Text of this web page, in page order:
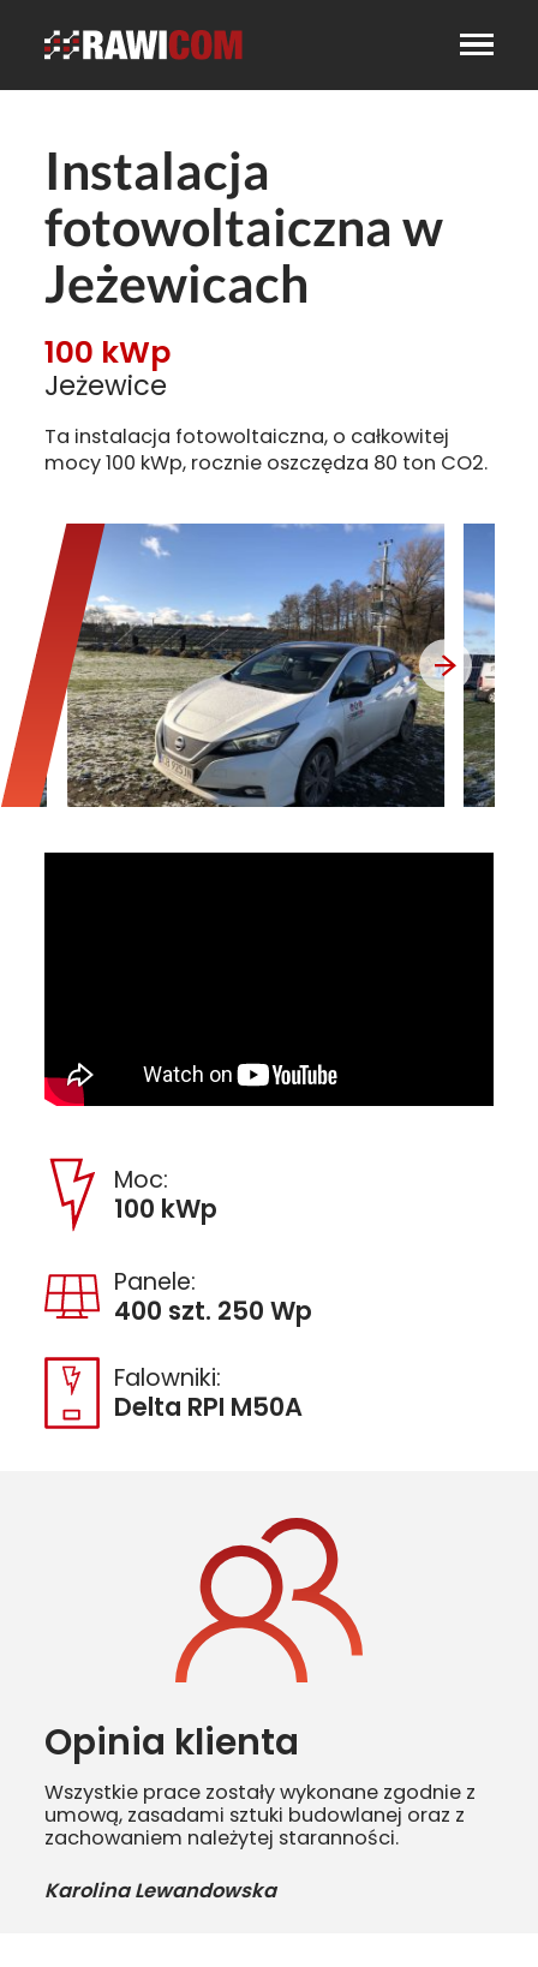
Instalacja
fotowoltaiczna w
Jeżewicach
100 kWp
Jeżewice
Ta instalacja fotowoltaiczna, o całkowitej
mocy 100 kWp, rocznie oszczędza 80 ton CO2.
Moc:
100 kWp
Panele:
400 szt. 250 Wp
Falowniki:
Delta RPI M50A
Opinia klienta
Wszystkie prace zostały wykonane zgodnie z
umową, zasadami sztuki budowlanej oraz z
zachowaniem należytej staranności.
Karolina Lewandowska